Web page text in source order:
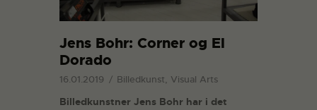
Jens Bohr: Corner og El
Dorado
16.01.2019 Billedkunst, Visual Arts
Billedkunstner Jens Bohr har i det